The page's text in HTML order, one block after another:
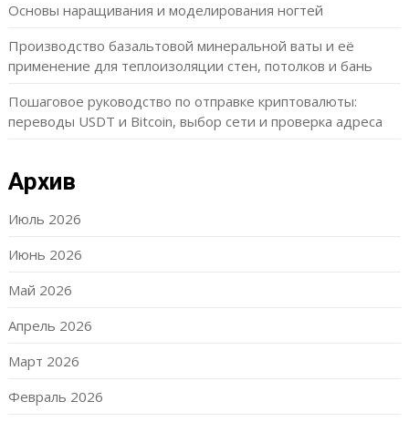
Основы наращивания и моделирования ногтей
Производство базальтовой минеральной ваты и её
применение для теплоизоляции стен, потолков и бань
Пошаговое руководство по отправке криптовалюты:
переводы USDT и Bitcoin, выбор сети и проверка адреса
Архив
Июль 2026
Июнь 2026
Май 2026
Апрель 2026
Март 2026
Февраль 2026